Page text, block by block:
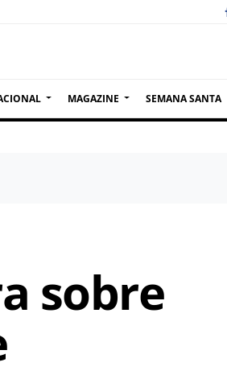
MAGAZINE SEMANA SANTA
sobre